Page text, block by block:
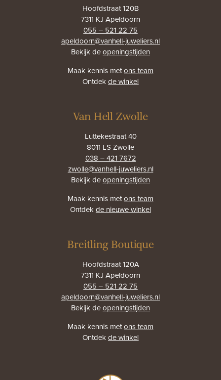
Hoofdstraat 120B
7311 KJ Apeldoorn
055 – 521 22 75
apeldoorn@vanhell-juweliers.nl
Bekijk deopeningstijden
Maak kennis metons team
Ontdekde winkel
Van Hell Zwolle
Luttekestraat 40
8011 LS Zwolle
038 – 421 7672
zwolle@vanhell-juweliers.nl
Bekijk deopeningstijden
Maak kennis metons team
Ontdekde nieuwe winkel
Breitling Boutique
Hoofdstraat 120A
7311 KJ Apeldoorn
055 – 521 22 75
apeldoorn@vanhell-juweliers.nl
Bekijk deopeningstijden
Maak kennis metons team
Ontdekde winkel